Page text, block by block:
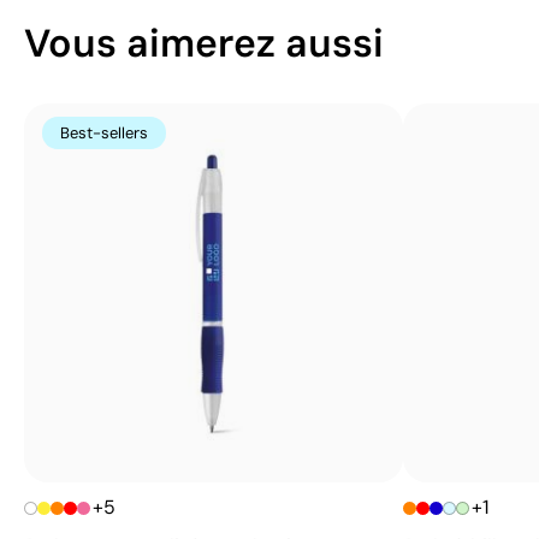
Vous aimerez aussi
Best-sellers
+5
+1